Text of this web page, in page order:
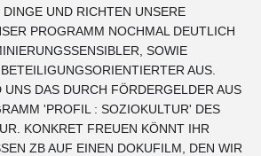
UND RICHTEN UNSERE
PROGRAMM NOCHMAL DEUTLICH
SOWIE
AUS.
DAS DURCH FÖRDERGELDER AUS
'PROFIL : SOZIOKULTUR' DES
KONKRET FREUEN KÖNNT IHR
ZB AUF EINEN DOKUFILM, DEN WIR